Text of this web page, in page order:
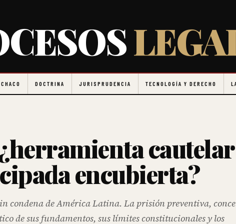
DOCTRINA JURISPRUDENCIA TECNOLOGÍA Y DERECHO
cautelar
encubierta?
condena de América Latina. La prisión preventiva,
de sus fundamentos, sus límites constitucionales y los